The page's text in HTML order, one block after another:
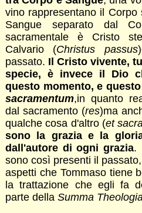
vino rappresentano il Corpo
Sangue separato dal
sacramentale è Cristo
Calvario (Christus passus
passato. Il Cristo vivente,
specie, è invece il Dio
questo momento, e
sacramentum,in quanto
dal sacramento (res)ma
qualche cosa d'altro (et
sono la grazia e la
dall'autore di ogni grazia.
sono così presenti il
aspetti che Tommaso tiene
la trattazione che egli fa
parte della Summa